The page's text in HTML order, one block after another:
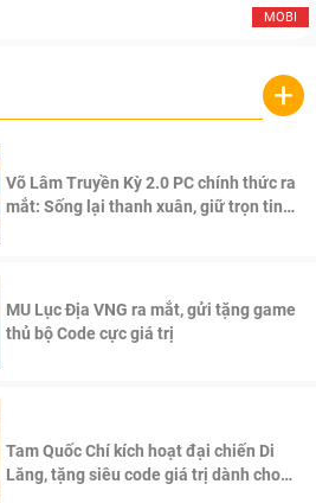
MOBI
+
Võ Lâm Truyền Kỳ 2.0 PC chính thức ra
mắt: Sống lại thanh xuân, giữ trọn tinh
MU Lục Địa VNG ra mắt, gửi tặng game
thủ bộ Code cực giá trị
Tam Quốc Chí kích hoạt đại chiến Di
Lăng, tặng siêu code giá trị dành cho